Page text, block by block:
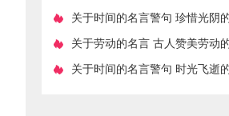
名句
关于时间的名言警句 珍惜光阴
时间的名言警句
关于劳动的名言 古人赞美劳动
关于时间的名言警句 时光飞逝